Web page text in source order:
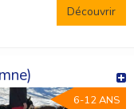
Découvrir
6-12 ANS